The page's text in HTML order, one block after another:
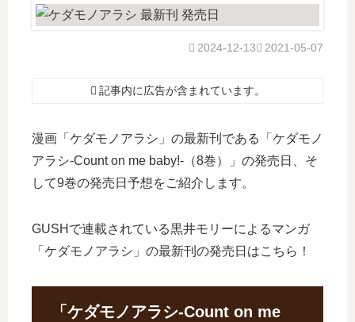
2021-05-07
2024-12-13
記事内に広告が含まれています。
漫画「ケダモノアラシ」の最新刊である「ケダモノ
アラシ-Count on me baby!-（8巻）」の発売日、そ
して9巻の発売日予想をご紹介します。
GUSHで連載されている黒井モリーによるマンガ
「ケダモノアラシ」の最新刊の発売日はこちら！
「ケダモノアラシ-Count on me